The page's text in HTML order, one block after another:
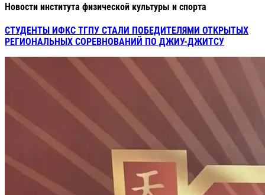
Новости института физической культуры и спорта
СТУДЕНТЫ ИФКС ТГПУ СТАЛИ ПОБЕДИТЕЛЯМИ ОТКРЫТЫХ
РЕГИОНАЛЬНЫХ СОРЕВНОВАНИЙ ПО ДЖИУ-ДЖИТСУ